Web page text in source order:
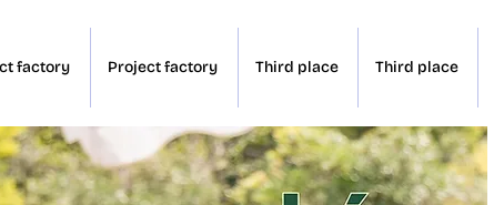
factory Project factory Third place Third place